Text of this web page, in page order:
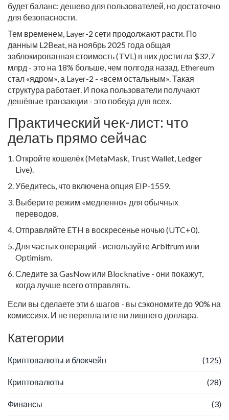
будет баланс: дешево для пользователей, но достаточно
для безопасности.
Тем временем, Layer-2 сети продолжают расти. По
данным L2Beat, на ноябрь 2025 года общая
заблокированная стоимость (TVL) в них достигла $32,7
млрд - это на 18% больше, чем полгода назад. Ethereum
стал «ядром», а Layer-2 - «всем остальным». Такая
структура работает. И пока пользователи получают
дешёвые транзакции - это победа для всех.
Практический чек-лист: что
делать прямо сейчас
Откройте кошелёк (MetaMask, Trust Wallet, Ledger
Live).
Убедитесь, что включена опция EIP-1559.
Выберите режим «медленно» для обычных
переводов.
Отправляйте ETH в воскресенье ночью (UTC+0).
Для частых операций - используйте Arbitrum или
Optimism.
Следите за GasNow или Blocknative - они покажут,
когда лучше всего отправлять.
Если вы сделаете эти 6 шагов - вы сэкономите до 90% на
комиссиях. И не переплатите ни лишнего доллара.
Категории
Криптовалюты и блокчейн (125)
Криптовалюты (28)
Финансы (3)